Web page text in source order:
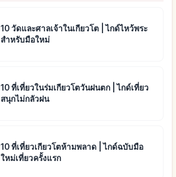
10 วัดและศาลเจ้าในเกียวโต | ไกด์ไหว้พระ
สำหรับมือใหม่
10 ที่เที่ยวในร่มเกียวโตวันฝนตก | ไกด์เที่ยว
สนุกไม่กลัวฝน
10 ที่เที่ยวเกียวโตห้ามพลาด | ไกด์ฉบับมือ
ใหม่เที่ยวครั้งแรก